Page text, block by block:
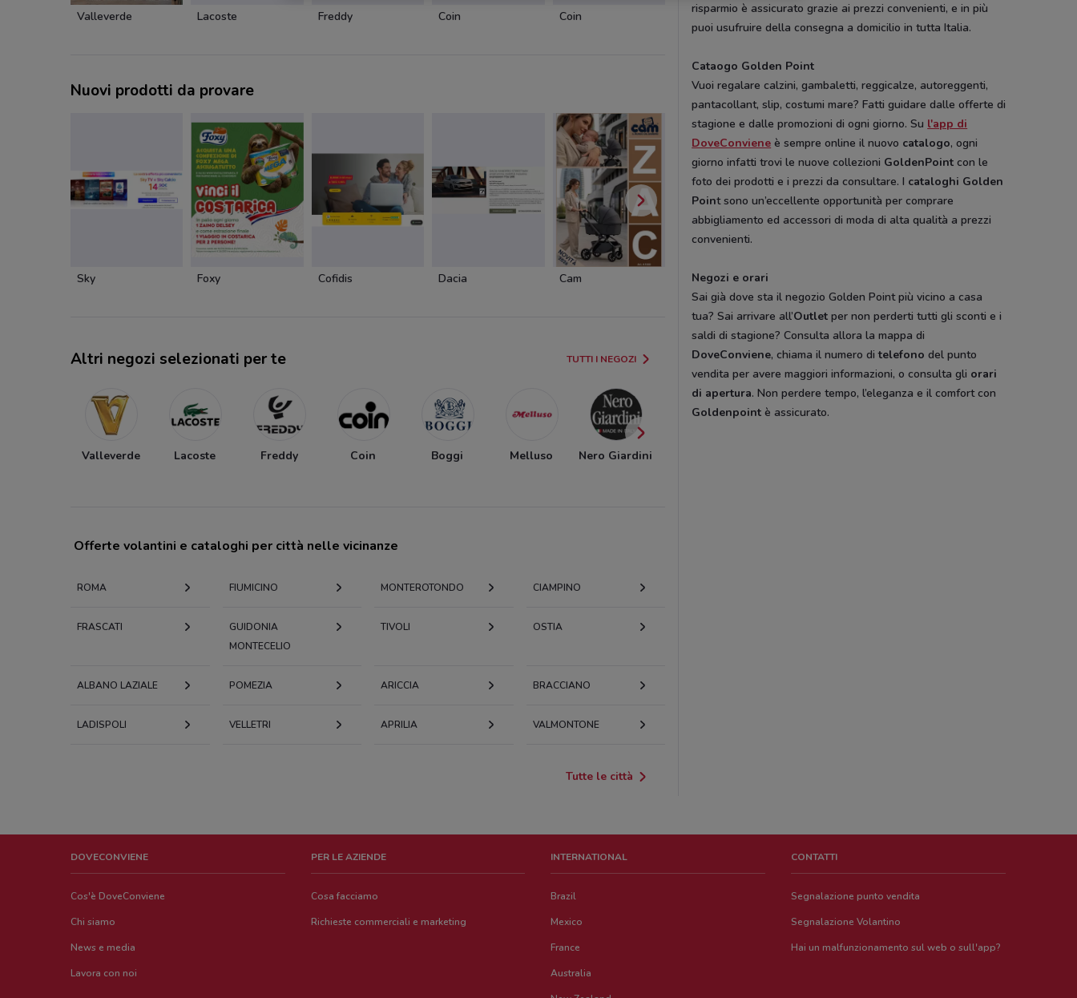
Valleverde Lacoste Freddy Coin Coin Boggi Boggi Boggi
Nuovi prodotti da provare
Sky Foxy Cofidis Dacia Cam Cam
Altri negozi selezionati per te TUTTI I NEGOZI
Valleverde Lacoste Freddy Coin Boggi Melluso Nero Giardini
Offerte volantini e cataloghi per città nelle vicinanze
ROMA FIUMICINO MONTEROTONDO CIAMPINO
FRASCATI
GUIDONIA
MONTECELIO
TIVOLI OSTIA
ALBANO LAZIALE POMEZIA ARICCIA BRACCIANO
LADISPOLI VELLETRI APRILIA VALMONTONE
Tutte le città
risparmio è assicurato grazie ai prezzi convenienti, e in più
puoi usufruire della consegna a domicilio in tutta Italia.
Cataogo Golden Point
Vuoi regalare calzini, gambaletti, reggicalze, autoreggenti,
pantacollant, slip, costumi mare? Fatti guidare dalle offerte di
stagione e dalle promozioni di ogni giorno. Su l'app di
DoveConviene è sempre online il nuovo catalogo, ogni
giorno infatti trovi le nuove collezioni GoldenPointcon le
foto dei prodotti e i prezzi da consultare. I cataloghi Golden
Point sono un’eccellente opportunità per comprare
abbigliamento ed accessori di moda di alta qualità a prezzi
convenienti.
Negozi e orari
Sai già dove sta il negozio Golden Point più vicino a casa
tua? Sai arrivare all’Outletper non perderti tutti gli sconti e i
saldi di stagione? Consulta allora la mappa di
DoveConviene, chiama il numero ditelefono del punto
vendita per avere maggiori informazioni, o consulta gli orari
di apertura. Non perdere tempo, l’eleganza e il comfort con
Goldenpoint è assicurato.
DOVECONVIENE
Cos'è DoveConviene
Chi siamo
News e media
Lavora con noi
PER LE AZIENDE
Cosa facciamo
Richieste commerciali e marketing
INTERNATIONAL
Brazil
Mexico
France
Australia
CONTATTI
Segnalazione punto vendita
Segnalazione Volantino
Hai un malfunzionamento sul web o sull'app?